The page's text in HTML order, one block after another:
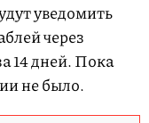
уведомить
через
14 дней. Пока
не было.